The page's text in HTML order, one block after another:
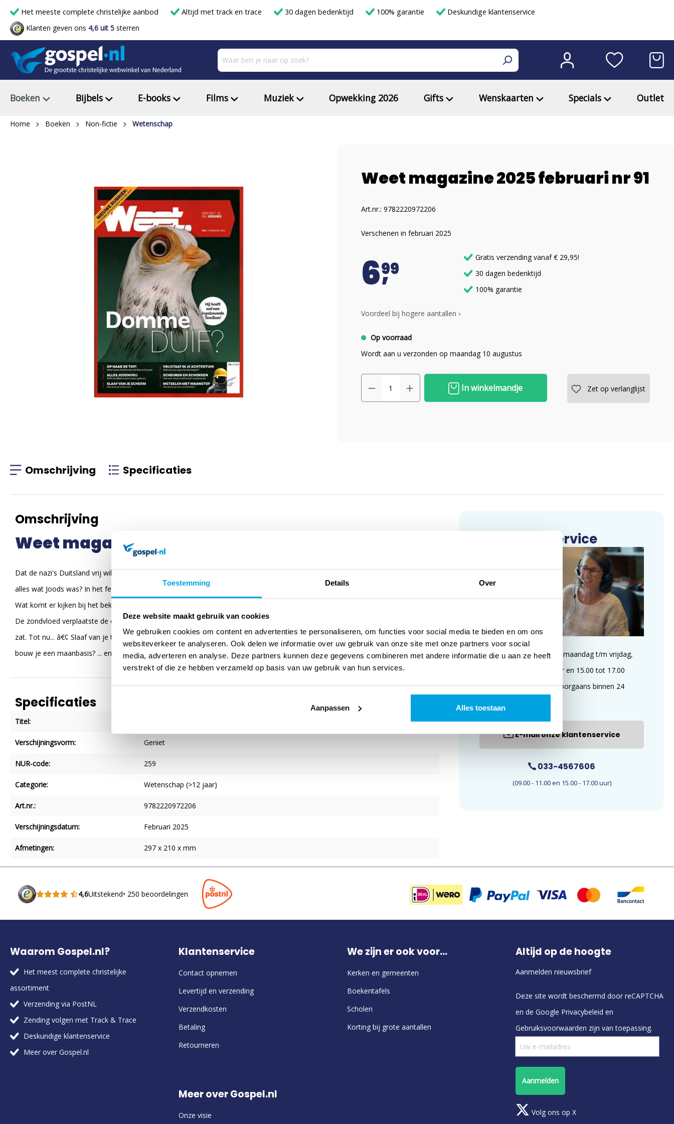
Toestemming Details Over
Deze website maakt gebruik van cookies
We gebruiken cookies om content en advertenties te personaliseren, om functies voor social media te bieden en om ons
websiteverkeer te analyseren. Ook delen we informatie over uw gebruik van onze site met onze partners voor social
media, adverteren en analyse. Deze partners kunnen deze gegevens combineren met andere informatie die u aan ze heeft
verstrekt of die ze hebben verzameld op basis van uw gebruik van hun services.
Aanpassen Alles toestaan
Het meeste complete christelijke aanbod Altijd met track en trace 30 dagen bedenktijd 100% garantie
Deskundige klantenservice
Klanten geven ons 4,6 uit 5 sterren
Boeken Bijbels E-books Films Muziek Opwekking 2026 Gifts Wenskaarten Specials Outlet
Home Boeken Non-fictie Wetenschap
Weet magazine 2025 februari nr 91
Art.nr.: 9782220972206
Verschenen in februari 2025
699
Gratis verzending vanaf € 29,95!
30 dagen bedenktijd
100% garantie
Voordeel bij hogere aantallen ›
Op voorraad
Wordt aan u verzonden op maandag 10 augustus
In winkelmandje Zet op verlanglijst
Omschrijving Specificaties
Omschrijving
Weet magazine 2025 februari nr 91
Dat de nazi's Duitsland vrij wilden maken van Joden, is bekend. Maar wist je dat ze ook de Bijbel probeerden te ontdoen van
alles wat Joods was? In het februarinummer (2025) van Weet Magazine lees je er alles over. Verder kom je in dit blad tegen: â€¢
Wat komt er kijken bij het beklimmen van de Mount Everest? â€¢ Kun je je eigen land starten? De vreemdste micronaties. â€¢
De zondvloed verplaatste de continenten! â€¢ Wetenschappers dachten dat dit kleine orgaan voor spek en bonen in je lichaam
zat. Tot nu... â€¢ Slaaf van je telefoon? Zo kom je er los van. â€¢ Duiven zijn navigatiekampioenen. Hoe doen ze dat? â€¢ Hoe
bouw je een maanbasis? ... en nog veel meer!
Specificaties
Titel:
Verschijningsvorm: Geniet
NUR-code: 259
Categorie: Wetenschap (>12 jaar)
Art.nr.: 9782220972206
Verschijningsdatum: Februari 2025
Afmetingen: 297 x 210 x mm
Klantenservice
Wij zijn te bereiken op maandag t/m vrijdag,
van 09.00 tot 11.00 uur en 15.00 tot 17.00
uur. E-mails worden doorgaans binnen 24
E-mail onze klantenservice
033-4567606
(09.00 - 11.00 en 15.00 - 17.00 uur)
4,6Uitstekend• 250 beoordelingen
Waarom Gospel.nl?
Het meest complete christelijke
assortiment
Verzending via PostNL
Zending volgen met Track & Trace
Deskundige klantenservice
Meer over Gospel.nl
Klantenservice
Contact opnemen
Levertijd en verzending
Verzendkosten
Betaling
Retourneren
Meer over Gospel.nl
Onze visie
We zijn er ook voor...
Kerken en gemeenten
Boekentafels
Scholen
Korting bij grote aantallen
Altijd op de hoogte
Aanmelden nieuwsbrief
Deze site wordt beschermd door reCAPTCHA
en de Google Privacybeleid en
Gebruiksvoorwaarden zijn van toepassing.
Aanmelden
Volg ons op X